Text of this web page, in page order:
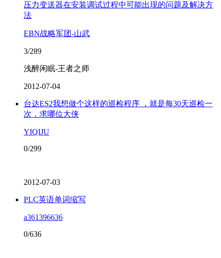
压力变送器在安装调试过程中可能出现的问题及解决方
法
EBN战略军团-山武
3/289
浅醉闲眠-王者之师
2012-07-04
台达ES2我想做个这样的巡检程序 ，就是每30天巡检一
次，求哪位大侠
YIQIJU
0/299
2012-07-03
PLC英语单词缩写
a361396636
0/636